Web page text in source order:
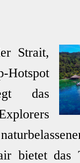
Strait,
Hotspot
das
bietet das